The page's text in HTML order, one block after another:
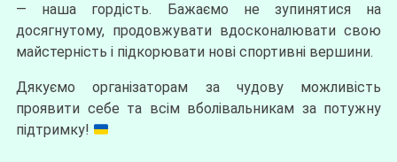
— наша гордість. Бажаємо не зупинятися на
досягнутому, продовжувати вдосконалювати свою
майстерність і підкорювати нові спортивні вершини.
Дякуємо організаторам за чудову можливість
проявити себе та всім вболівальникам за потужну
підтримку!